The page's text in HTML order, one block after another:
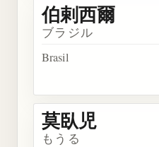
伯剌西爾
ブラジル
Brasil
莫臥児
もうる